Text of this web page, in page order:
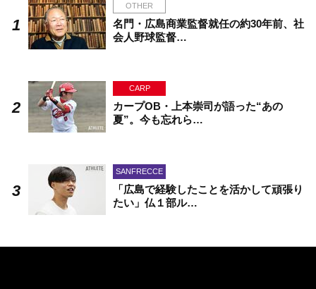
OTHER
名門・広島商業監督就任の約30年前、社
会人野球監督…
CARP
カープOB・上本崇司が語った“あの
夏”。今も忘れら…
SANFRECCE
「広島で経験したことを活かして頑張り
たい」仏１部ル…